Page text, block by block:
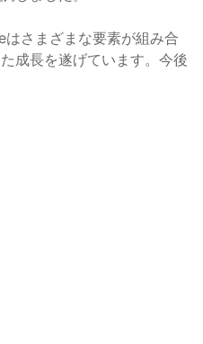
さまざまな要素が組み合
成長を遂げています。今後